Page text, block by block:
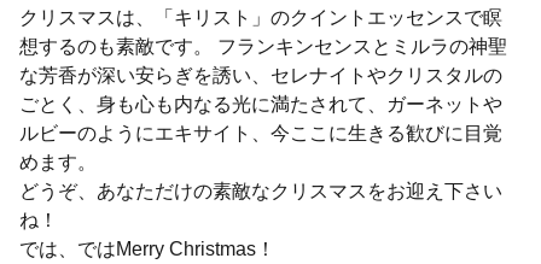
クリスマスは、「キリスト」のクイントエッセンスで瞑
想するのも素敵です。 フランキンセンスとミルラの神聖
な芳香が深い安らぎを誘い、セレナイトやクリスタルの
ごとく、身も心も内なる光に満たされて、ガーネットや
ルビーのようにエキサイト、今ここに生きる歓びに目覚
めます。
どうぞ、あなただけの素敵なクリスマスをお迎え下さい
ね！
では、ではMerry Christmas！